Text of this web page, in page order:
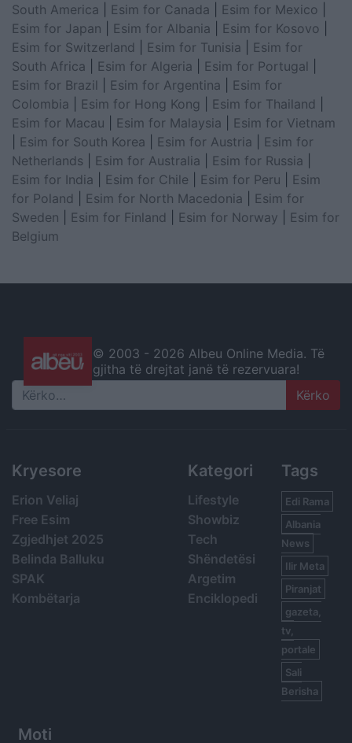
South America
Esim for Canada Esim for Mexico
Esim for Japan
Esim for Albania Esim for Kosovo
Esim for Switzerland
Esim for Tunisia
Esim for
South Africa
Esim for Algeria Esim for Portugal
Esim for Brazil
Esim for Argentina
Esim for
Colombia
Esim for Hong Kong Esim for Thailand
Esim for Macau
Esim for Malaysia
Esim for Vietnam
Esim for South Korea Esim for Austria
Esim for
Netherlands
Esim for Australia Esim for Russia
Esim for India
Esim for Chile Esim for Peru
Esim
for Poland
Esim for North Macedonia
Esim for
Sweden
Esim for Finland Esim for Norway
Esim for
Belgium
© 2003 - 2026 Albeu Online Media. Të
gjitha të drejtat janë të rezervuara!
Search
Kryesore
Erion Veliaj
Free Esim
Zgjedhjet 2025
Belinda Balluku
SPAK
Kombëtarja
Kategori
Lifestyle
Showbiz
Tech
Shëndetësi
Argetim
Enciklopedi
Tags
Edi Rama
Albania
News
Ilir Meta
Piranjat
gazeta,
tv,
portale
Sali
Berisha
Moti